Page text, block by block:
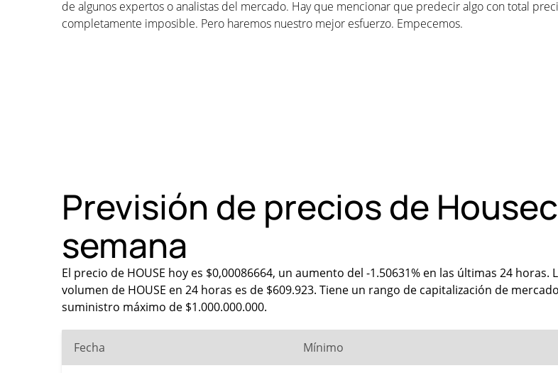
de algunos expertos o analistas del mercado. Hay que mencionar que predecir algo con total
completamente imposible. Pero haremos nuestro mejor esfuerzo. Empecemos.
Previsión de precios de
semana
El precio de HOUSE hoy es $0,00086664, un aumento del -1.50631% en las últimas 24 horas.
volumen de HOUSE en 24 horas es de $609.923. Tiene un rango de capitalización de
suministro máximo de $1.000.000.000.
Fecha Mínimo